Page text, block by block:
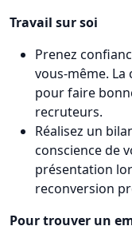
Travail sur soi
Prenez
vous-même. La
pour faire
recruteurs.
Réalisez un
conscience de
présentation
reconversion
Pour trouver un